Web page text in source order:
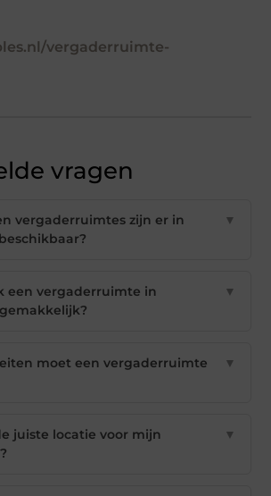
vergaderruimte-
vragen
vergaderruimtes zijn er in
▼
een vergaderruimte in
▼
moet een vergaderruimte
▼
juiste locatie voor mijn
▼